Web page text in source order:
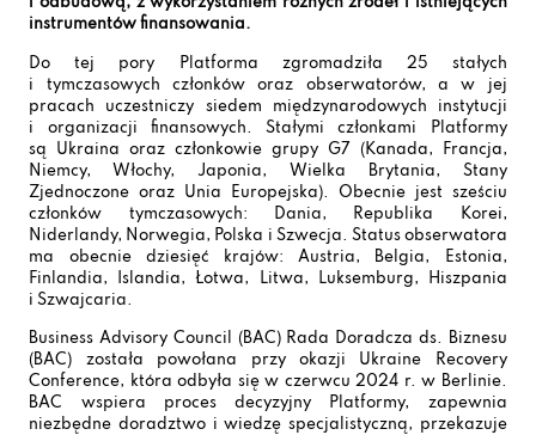
i odbudową, z wykorzystaniem różnych źródeł i istniejących
instrumentów finansowania.
Do tej pory Platforma zgromadziła 25 stałych
i tymczasowych członków oraz obserwatorów, a w jej
pracach uczestniczy siedem międzynarodowych instytucji
i organizacji finansowych. Stałymi członkami Platformy
są Ukraina oraz członkowie grupy G7 (Kanada, Francja,
Niemcy, Włochy, Japonia, Wielka Brytania, Stany
Zjednoczone oraz Unia Europejska). Obecnie jest sześciu
członków tymczasowych: Dania, Republika Korei,
Niderlandy, Norwegia, Polska i Szwecja. Status obserwatora
ma obecnie dziesięć krajów: Austria, Belgia, Estonia,
Finlandia, Islandia, Łotwa, Litwa, Luksemburg, Hiszpania
i Szwajcaria.
Business Advisory Council (BAC) Rada Doradcza ds. Biznesu
(BAC) została powołana przy okazji Ukraine Recovery
Conference, która odbyła się w czerwcu 2024 r. w Berlinie.
BAC wspiera proces decyzyjny Platformy, zapewnia
niezbędne doradztwo i wiedzę specjalistyczną, przekazuje